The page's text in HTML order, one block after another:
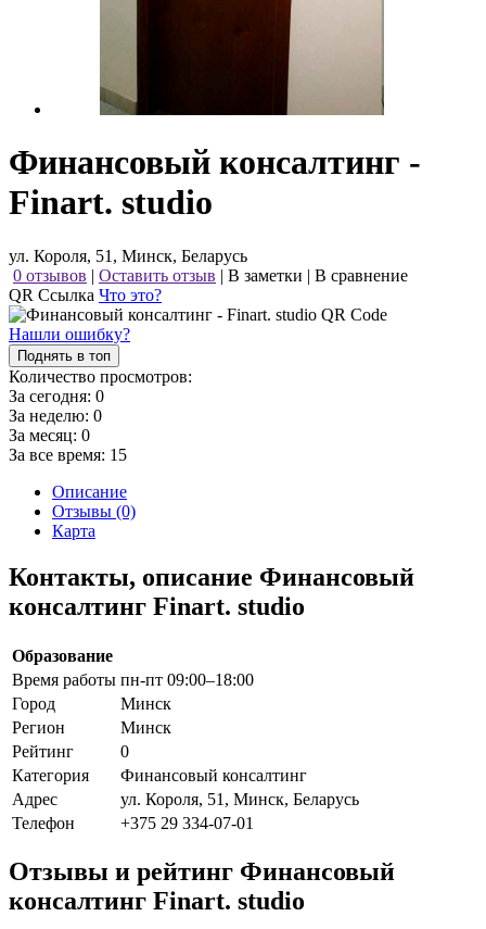
Финансовый консалтинг -
Finart. studio
ул. Короля, 51, Минск, Беларусь
0 отзывов | Оставить отзыв | В заметки | В сравнение
QR Ссылка Что это?
Нашли ошибку?
Поднять в топ
Количество просмотров:
За сегодня: 0
За неделю: 0
За месяц: 0
За все время: 15
Описание
Отзывы (0)
Карта
Контакты, описание Финансовый
консалтинг Finart. studio
Образование
Время работы пн-пт 09:00–18:00
Город
Минск
Регион
Минск
Рейтинг
0
Категория
Финансовый консалтинг
Адрес
ул. Короля, 51, Минск, Беларусь
Телефон
+375 29 334-07-01
Отзывы и рейтинг Финансовый
консалтинг Finart. studio